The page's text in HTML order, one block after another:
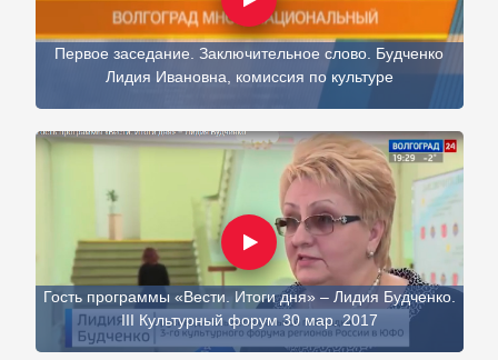
Первое заседание. Заключительное слово. Будченко
Лидия Ивановна, комиссия по культуре
Гость программы «Вести. Итоги дня» – Лидия Будченко.
III Культурный форум 30 мар. 2017